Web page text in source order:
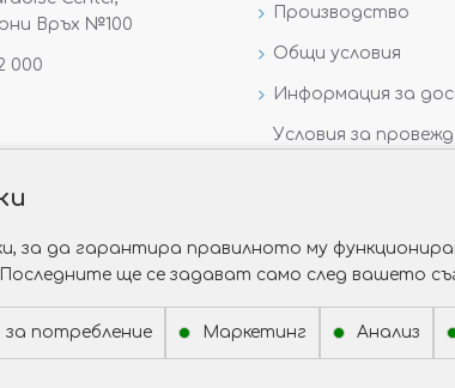
Връх №100
000
Производство
Общи условия
Информация за
Условия за
за да гарантира правилното му
ще се задават само след вашето
за потребление Маркетинг Анализ